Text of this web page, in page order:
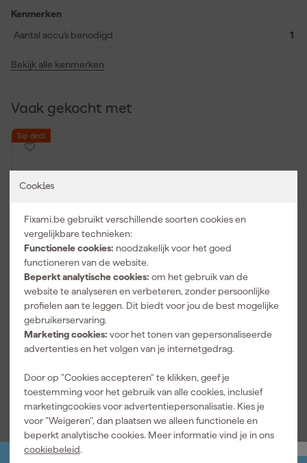
Cookies
Fixami.be gebruikt verschillende soorten cookies en
vergelijkbare technieken:
Functionele cookies: noodzakelijk voor het goed
functioneren van de website.
Beperkt analytische cookies: om het gebruik van de
website te analyseren en verbeteren, zonder persoonlijke
profielen aan te leggen. Dit biedt voor jou de best mogelijke
gebruikerservaring.
Marketing cookies: voor het tonen van gepersonaliseerde
advertenties en het volgen van je internetgedrag.
Door op "Cookies accepteren" te klikken, geef je
toestemming voor het gebruik van alle cookies, inclusief
marketingcookies voor advertentiepersonalisatie. Kies je
voor "Weigeren", dan plaatsen we alleen functionele en
beperkt analytische cookies. Meer informatie vind je in ons
cookiebeleid.
Kenmerken
Aantal accu's benodigd
1
Bekijk alle kenmerken
Vaak gekocht met
Top deal
Stanley
STHT0-74260
Tylon
rolmaatset -
5m / 8m
Morgen
bezorgd
17,99
incl. BTW